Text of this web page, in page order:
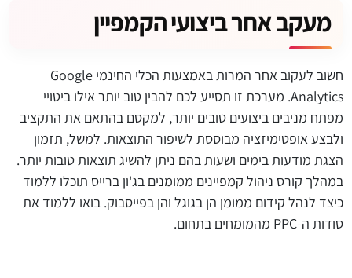
מעקב אחר ביצועי הקמפיין
חשוב לעקוב אחר המרות באמצעות הכלי החינמי Google
Analytics. מערכת זו תסייע לכם להבין טוב יותר אילו ביטויי
מפתח מניבים ביצועים טובים יותר, למקסם בהתאם את התקציב
ולבצע אופטימיזציה מבוססת לשיפור התוצאות. למשל, תזמון
הצגת מודעות בימים ושעות בהם ניתן להשיג תוצאות טובות יותר.
במהלך קורס ניהול קמפיינים ממומנים בג'ון ברייס תוכלו ללמוד
כיצד לנהל קידום ממומן הן בגוגל והן בפייסבוק. בואו ללמוד את
סודות ה-PPC מהמומחים בתחום.